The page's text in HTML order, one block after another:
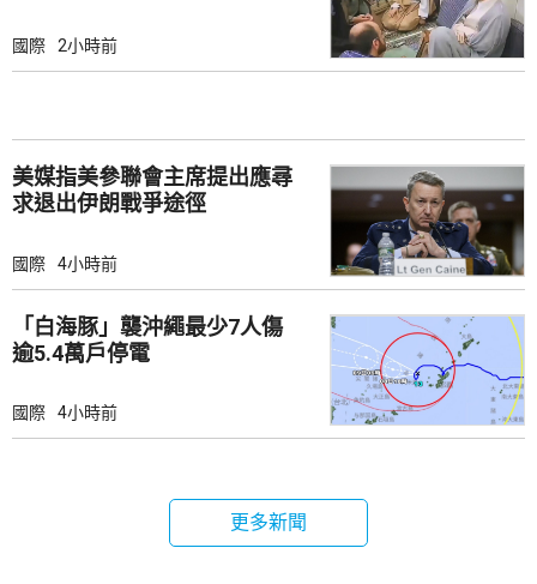
國際 2小時前
美媒指美參聯會主席提出應尋
求退出伊朗戰爭途徑
國際 4小時前
「白海豚」襲沖繩最少7人傷
逾5.4萬戶停電
國際 4小時前
更多新聞